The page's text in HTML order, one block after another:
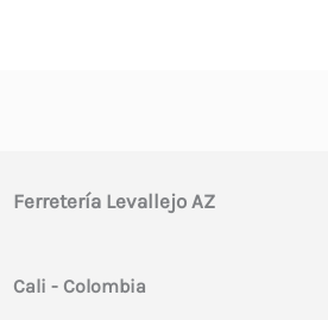
Ferretería Levallejo AZ
Cali - Colombia